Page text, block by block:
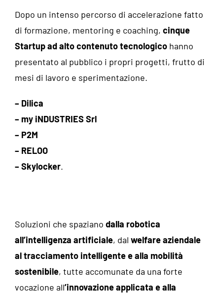
Dopo un intenso percorso di accelerazione fatto
di formazione, mentoring e coaching, cinque
Startup ad alto contenuto tecnologicohanno
presentato al pubblico i propri progetti, frutto di
mesi di lavoro e sperimentazione.
– Dilica
– my iNDUSTRIES Srl
– P2M
– RELOO
– Skylocker.
Soluzioni che spaziano dalla robotica
all’intelligenza artificiale, dal welfare aziendale
al tracciamento intelligente e alla mobilità
sostenibile, tutte accomunate da una forte
vocazione all’innovazione applicata e alla